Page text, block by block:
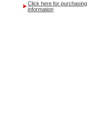
Click here for purchasing
information